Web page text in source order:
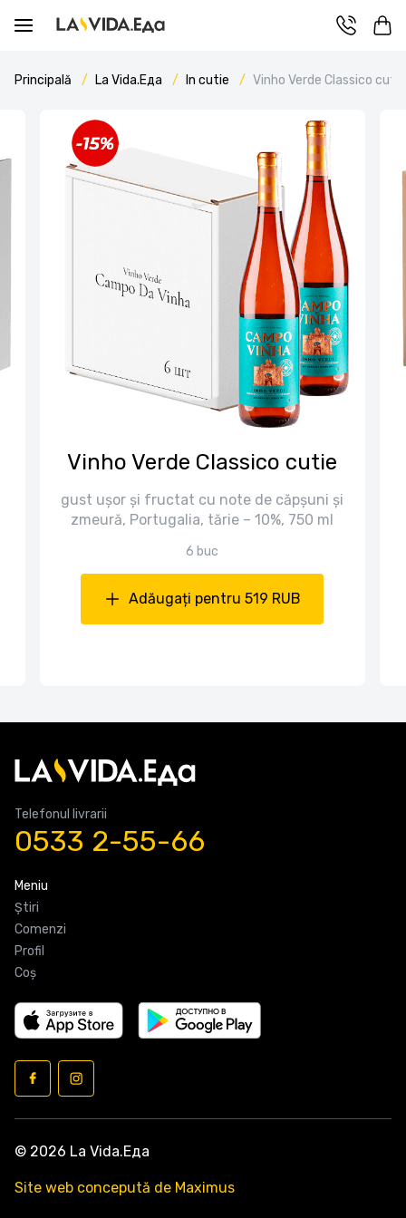
Principală La Vida.Еда In cutie Vinho Verde Classico cutie
Vinho Verde Classico cutie
gust ușor și fructat cu note de căpșuni și
zmeură, Portugalia, tărie – 10%, 750 ml
6 buc
Adăugați pentru 519 RUB
Telefonul livrarii
0533 2-55-66
Meniu
Știri
Comenzi
Profil
Coş
© 2026 La Vida.Еда
Site web concepută de Maximus